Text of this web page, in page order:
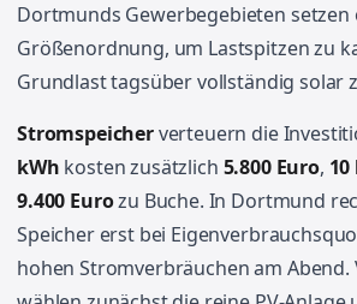
Dortmunds Gewerbegebieten setzen
Größenordnung, um Lastspitzen zu
Grundlast tagsüber vollständig solar
Stromspeicherverteuern die
kWh kosten zusätzlich 5.800 Euro, 10
9.400 Eurozu Buche. In Dortmund
Speicher erst bei
hohen Stromverbräuchen am